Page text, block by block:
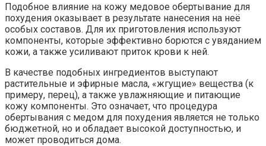
Подобное влияние на кожу медовое обертывание для
похудения оказывает в результате нанесения на неё
особых составов. Для их приготовления используют
компоненты, которые эффективно борются с увяданием
кожи, а также усиливают приток крови к ней.
В качестве подобных ингредиентов выступают
растительные и эфирные масла, «жгущие» вещества (к
примеру, перец), а также увлажняющие и питающие
кожу компоненты. Это означает, что процедура
обертывания с медом для похудения является не только
бюджетной, но и обладает высокой доступностью, и
может проводиться дома.